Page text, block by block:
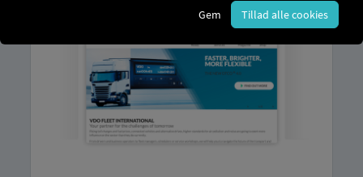
Gem Tillad alle cookies